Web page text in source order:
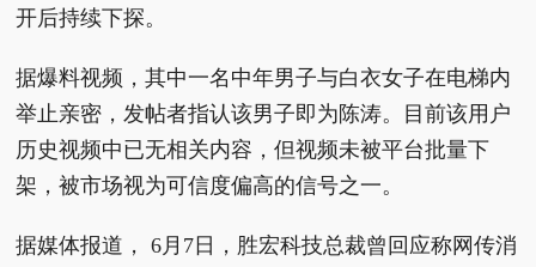
开后持续下探。
据爆料视频，其中一名中年男子与白衣女子在电梯内
举止亲密，发帖者指认该男子即为陈涛。目前该用户
历史视频中已无相关内容，但视频未被平台批量下
架，被市场视为可信度偏高的信号之一。
据媒体报道， 6月7日，胜宏科技总裁曾回应称网传消